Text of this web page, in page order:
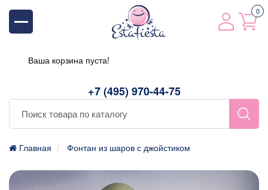
+7 (495) 970-44-75
0
Ваша корзина пуста!
Главная Фонтан из шаров с джойстиком